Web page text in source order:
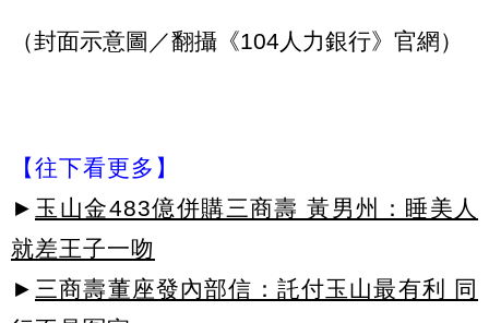
（封面示意圖／翻攝《104人力銀行》官網）
【往下看更多】
► 玉山金483億併購三商壽 黃男州：睡美人
就差王子一吻
► 三商壽董座發內部信：託付玉山最有利 同